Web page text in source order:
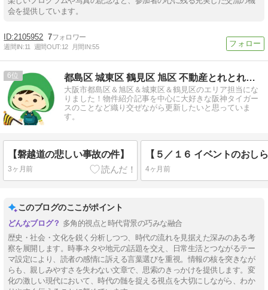
会を提供しています。
2105952 7
週間IN:11 週間OUT:12 月間IN:55
6 都島区 城東区 鶴見区 旭区 不動産とれとれ情報
大阪市都島区＆旭区＆城東区＆鶴見区のエリア担当にな
りました！物件紹介記事を中心に大好きな阪神タイガー
スのことなど織り交ぜながら更新したいと思っていま
す。
【磐越道の悲しい事故の件】
3ヶ月前 4ヶ月前
このブログのここがポイント
多角的視点と時代背景の巧みな融合
歴史・社会・文化を鋭く分析しつつ、時代の流れを見据えた深みのある考
察を展開します。時事ネタや地元の話題を交え、日常生活とつながるテー
マ設定により、読者の感情に訴える言葉選びを重視。情報の核を突きなが
らも、親しみやすさを失わない文章で、思索のきっかけを提供します。変
化の激しい現代において、時代の髄を捉える視点を大切にしながら、わか